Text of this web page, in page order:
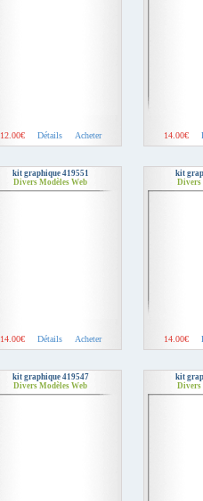
12.00€ Détails Acheter 14.00€
kit graphique 419551
Divers Modèles Web
14.00€ Détails Acheter
kit
Divers
14.00€
kit graphique 419547
Divers Modèles Web
kit
Divers